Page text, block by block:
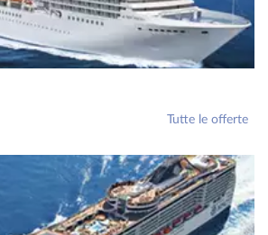
Tutte le offerte